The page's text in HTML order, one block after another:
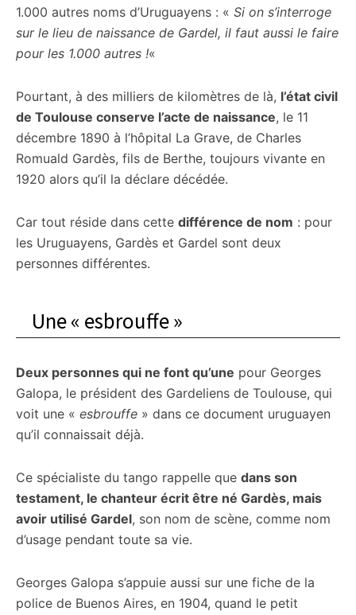
1.000 autres noms d’Uruguayens : « Si on s’interroge
sur le lieu de naissance de Gardel, il faut aussi le faire
pour les 1.000 autres !«
Pourtant, à des milliers de kilomètres de là, l’état civil
de Toulouse conserve l’acte de naissance, le 11
décembre 1890 à l’hôpital La Grave, de Charles
Romuald Gardès, fils de Berthe, toujours vivante en
1920 alors qu’il la déclare décédée.
Car tout réside dans cette différence de nom : pour
les Uruguayens, Gardès et Gardel sont deux
personnes différentes.
Une « esbrouffe »
Deux personnes qui ne font qu’une pour Georges
Galopa, le président des Gardeliens de Toulouse, qui
voit une « esbrouffe » dans ce document uruguayen
qu’il connaissait déjà.
Ce spécialiste du tango rappelle que dans son
testament, le chanteur écrit être né Gardès, mais
avoir utilisé Gardel, son nom de scène, comme nom
d’usage pendant toute sa vie.
Georges Galopa s’appuie aussi sur une fiche de la
police de Buenos Aires, en 1904, quand le petit